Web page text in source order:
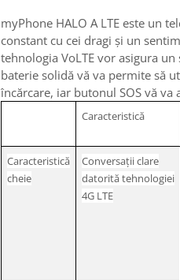
myPhone HALO A LTE este un
constant cu cei dragi și un
tehnologia VoLTE vor asigura
baterie solidă vă va permite să
încărcare, iar butonul SOS vă
Caracteristică
Caracteristică
cheie
Conversații clare
datorită tehnologiei
4G LTE